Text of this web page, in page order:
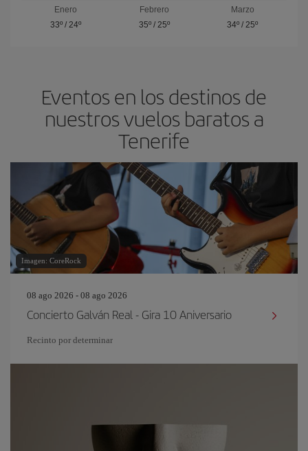
Enero
33º/ 24º
Febrero
35º/ 25º
Marzo
34º /25º
Eventos en los destinos de
nuestros vuelos baratos a
Tenerife
Imagen: CoreRock
08 ago 2026 - 08 ago 2026
Concierto Galván Real - Gira 10 Aniversario
Recinto por determinar